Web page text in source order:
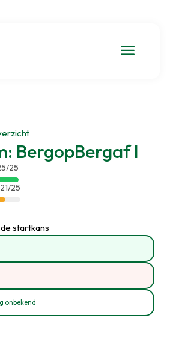
a
BergopBergaf I
25
25
startkans
onbekend